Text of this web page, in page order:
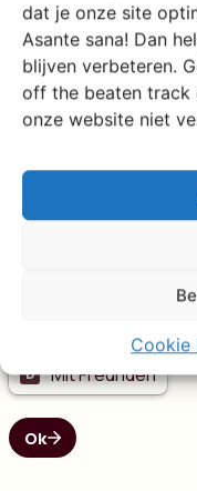
dat je onze site
Asante sana! Dan
blijven verbeteren.
off the beaten track
onze website niet
Cookie